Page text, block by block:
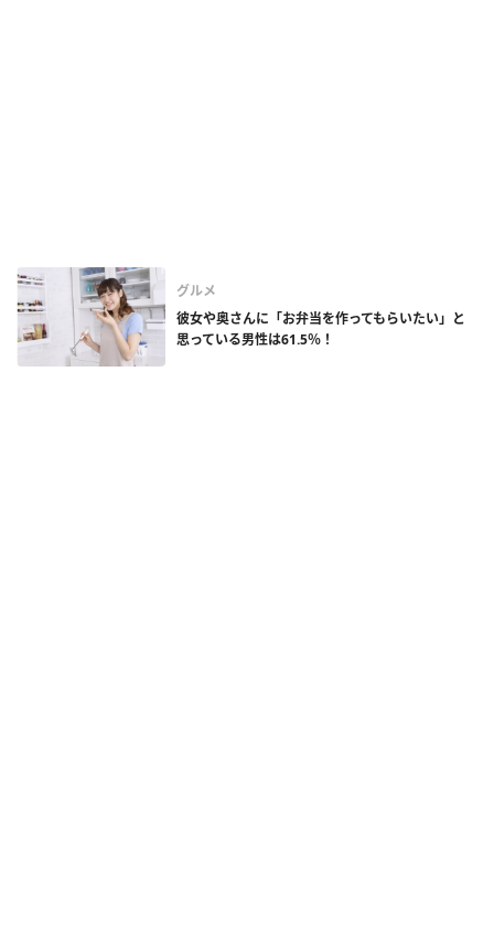
グルメ
彼女や奥さんに「お弁当を作ってもらいたい」と
思っている男性は61.5％！